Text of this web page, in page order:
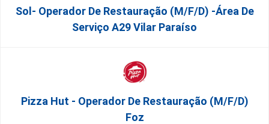
Sol- Operador De Restauração (m/f/d) -Área De
Serviço A29 Vilar Paraíso
Pizza Hut - Operador De Restauração (m/f/d)
Foz